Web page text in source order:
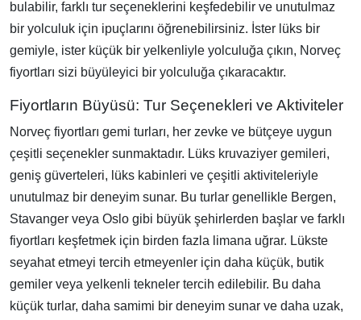
bulabilir, farklı tur seçeneklerini keşfedebilir ve unutulmaz
bir yolculuk için ipuçlarını öğrenebilirsiniz. İster lüks bir
gemiyle, ister küçük bir yelkenliyle yolculuğa çıkın, Norveç
fiyortları sizi büyüleyici bir yolculuğa çıkaracaktır.
Fiyortların Büyüsü: Tur Seçenekleri ve Aktiviteler
Norveç fiyortları gemi turları, her zevke ve bütçeye uygun
çeşitli seçenekler sunmaktadır. Lüks kruvaziyer gemileri,
geniş güverteleri, lüks kabinleri ve çeşitli aktiviteleriyle
unutulmaz bir deneyim sunar. Bu turlar genellikle Bergen,
Stavanger veya Oslo gibi büyük şehirlerden başlar ve farklı
fiyortları keşfetmek için birden fazla limana uğrar. Lükste
seyahat etmeyi tercih etmeyenler için daha küçük, butik
gemiler veya yelkenli tekneler tercih edilebilir. Bu daha
küçük turlar, daha samimi bir deneyim sunar ve daha uzak,